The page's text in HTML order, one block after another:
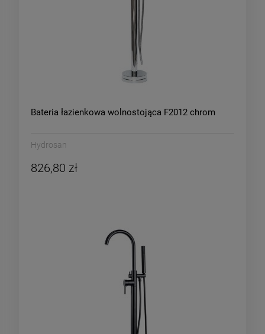
Bateria łazienkowa wolnostojąca F2012 chrom
Hydrosan
826,80 zł